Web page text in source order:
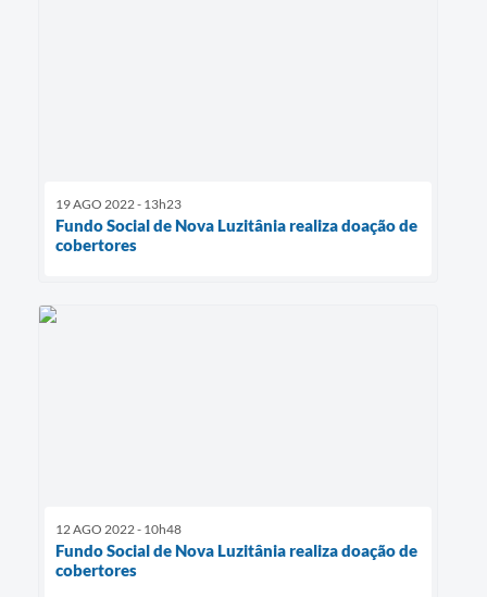
19 AGO 2022 - 13h23
Fundo Social de Nova Luzitânia realiza doação de
cobertores
12 AGO 2022 - 10h48
Fundo Social de Nova Luzitânia realiza doação de
cobertores